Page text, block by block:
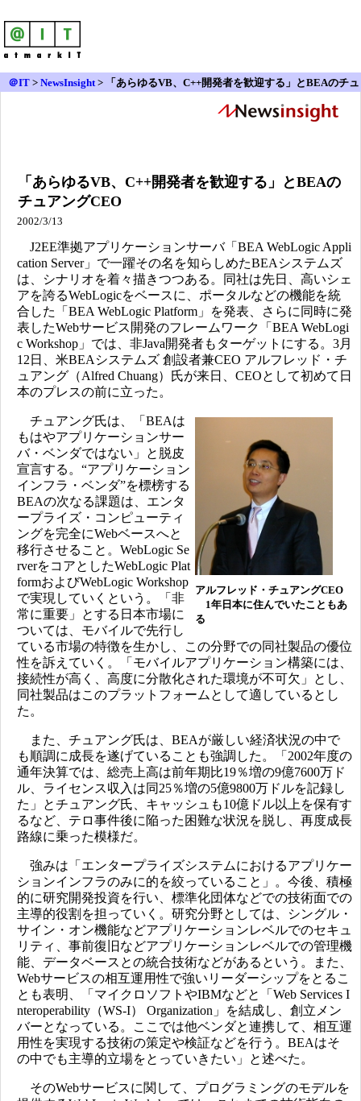
＠IT > NewsInsight>
「あらゆるVB、C++開発者を歓迎する」とBEAのチュ
「あらゆるVB、C++開発者を歓迎する」とBEAの
チュアングCEO
2002/3/13
J2EE準拠アプリケーションサーバ「BEA WebLogic Appli
cation Server」で一躍その名を知らしめたBEAシステムズ
は、シナリオを着々描きつつある。同社は先日、高いシェ
アを誇るWebLogicをベースに、ポータルなどの機能を統
合した「BEA WebLogic Platform」を発表、さらに同時に発
表したWebサービス開発のフレームワーク「BEA WebLogi
c Workshop」では、非Java開発者もターゲットにする。3月
12日、米BEAシステムズ 創設者兼CEO アルフレッド・チ
ュアング（Alfred Chuang）氏が来日、CEOとして初めて日
本のプレスの前に立った。
アルフレッド・チュアングCEO
1年日本に住んでいたこともあ
る
チュアング氏は、「BEAは
もはやアプリケーションサー
バ・ベンダではない」と脱皮
宣言する。“アプリケーション
インフラ・ベンダ”を標榜する
BEAの次なる課題は、エンタ
ープライズ・コンピューティ
ングを完全にWebベースへと
移行させること。WebLogic Se
rverをコアとしたWebLogic Plat
formおよびWebLogic Workshop
で実現していくという。「非
常に重要」とする日本市場に
ついては、モバイルで先行し
ている市場の特徴を生かし、この分野での同社製品の優位
性を訴えていく。「モバイルアプリケーション構築には、
接続性が高く、高度に分散化された環境が不可欠」とし、
同社製品はこのプラットフォームとして適しているとし
た。
また、チュアング氏は、BEAが厳しい経済状況の中で
も順調に成長を遂げていることも強調した。「2002年度の
通年決算では、総売上高は前年期比19％増の9億7600万ド
ル、ライセンス収入は同25％増の5億9800万ドルを記録し
た」とチュアング氏、キャッシュも10億ドル以上を保有す
るなど、テロ事件後に陥った困難な状況を脱し、再度成長
路線に乗った模様だ。
強みは「エンタープライズシステムにおけるアプリケー
ションインフラのみに的を絞っていること」。今後、積極
的に研究開発投資を行い、標準化団体などでの技術面での
主導的役割を担っていく。研究分野としては、シングル・
サイン・オン機能などアプリケーションレベルでのセキュ
リティ、事前復旧などアプリケーションレベルでの管理機
能、データベースとの統合技術などがあるという。また、
Webサービスの相互運用性で強いリーダーシップをとるこ
とも表明、「マイクロソフトやIBMなどと「Web Services I
nteroperability（WS-I） Organization」を結成し、創立メン
バーとなっている。ここでは他ベンダと連携して、相互運
用性を実現する技術の策定や検証などを行う。BEAはそ
の中でも主導的立場をとっていきたい」と述べた。
そのWebサービスに関して、プログラミングのモデルを